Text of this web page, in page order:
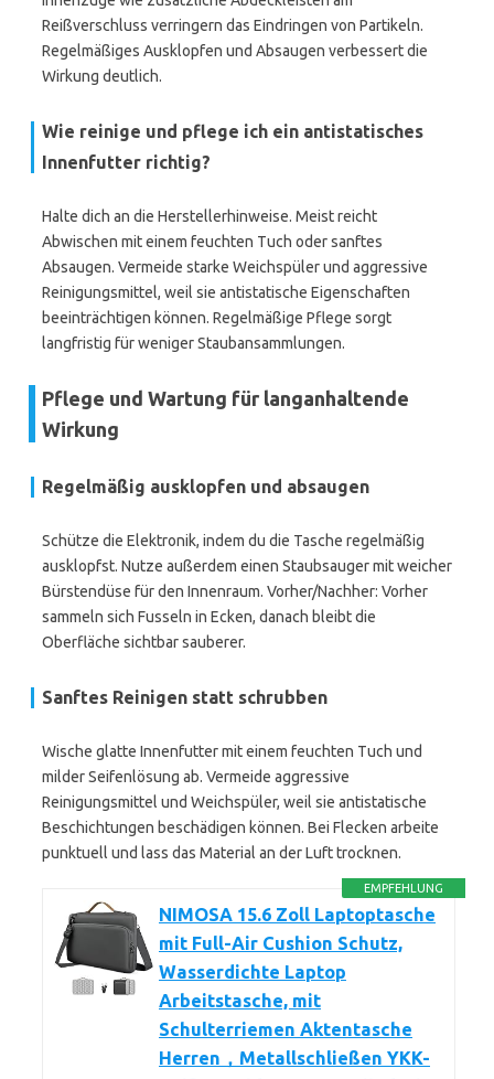
Reißverschluss verringern das Eindringen von Partikeln.
Regelmäßiges Ausklopfen und Absaugen verbessert die
Wirkung deutlich.
Wie reinige und pflege ich ein antistatisches
Innenfutter richtig?
Halte dich an die Herstellerhinweise. Meist reicht
Abwischen mit einem feuchten Tuch oder sanftes
Absaugen. Vermeide starke Weichspüler und aggressive
Reinigungsmittel, weil sie antistatische Eigenschaften
beeinträchtigen können. Regelmäßige Pflege sorgt
langfristig für weniger Staubansammlungen.
Pflege und Wartung für langanhaltende
Wirkung
Regelmäßig ausklopfen und absaugen
Schütze die Elektronik, indem du die Tasche regelmäßig
ausklopfst. Nutze außerdem einen Staubsauger mit weicher
Bürstendüse für den Innenraum. Vorher/Nachher: Vorher
sammeln sich Fusseln in Ecken, danach bleibt die
Oberfläche sichtbar sauberer.
Sanftes Reinigen statt schrubben
Wische glatte Innenfutter mit einem feuchten Tuch und
milder Seifenlösung ab. Vermeide aggressive
Reinigungsmittel und Weichspüler, weil sie antistatische
Beschichtungen beschädigen können. Bei Flecken arbeite
punktuell und lass das Material an der Luft trocknen.
EMPFEHLUNG
NIMOSA 15.6 Zoll Laptoptasche
mit Full-Air Cushion Schutz,
Wasserdichte Laptop
Arbeitstasche, mit
Schulterriemen Aktentasche
Herren，Metallschließen YKK-